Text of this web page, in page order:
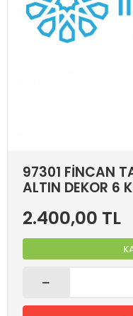
97301 FİNCAN
ALTIN DEKOR 6
2.400,00 TL